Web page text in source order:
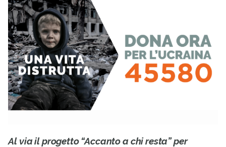
Al via il progetto “Accanto a chi resta” per